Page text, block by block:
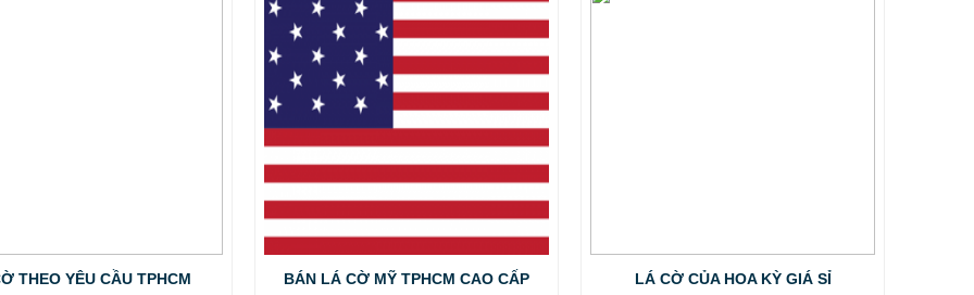
THEO YÊU CẦU TPHCM BÁN LÁ CỜ MỸ TPHCM CAO CẤP LÁ CỜ CỦA HOA KỲ GIÁ SỈ